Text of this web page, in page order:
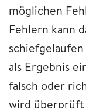
möglichen
Fehlern kann
als Ergebnis
falsch oder
wird überprüft